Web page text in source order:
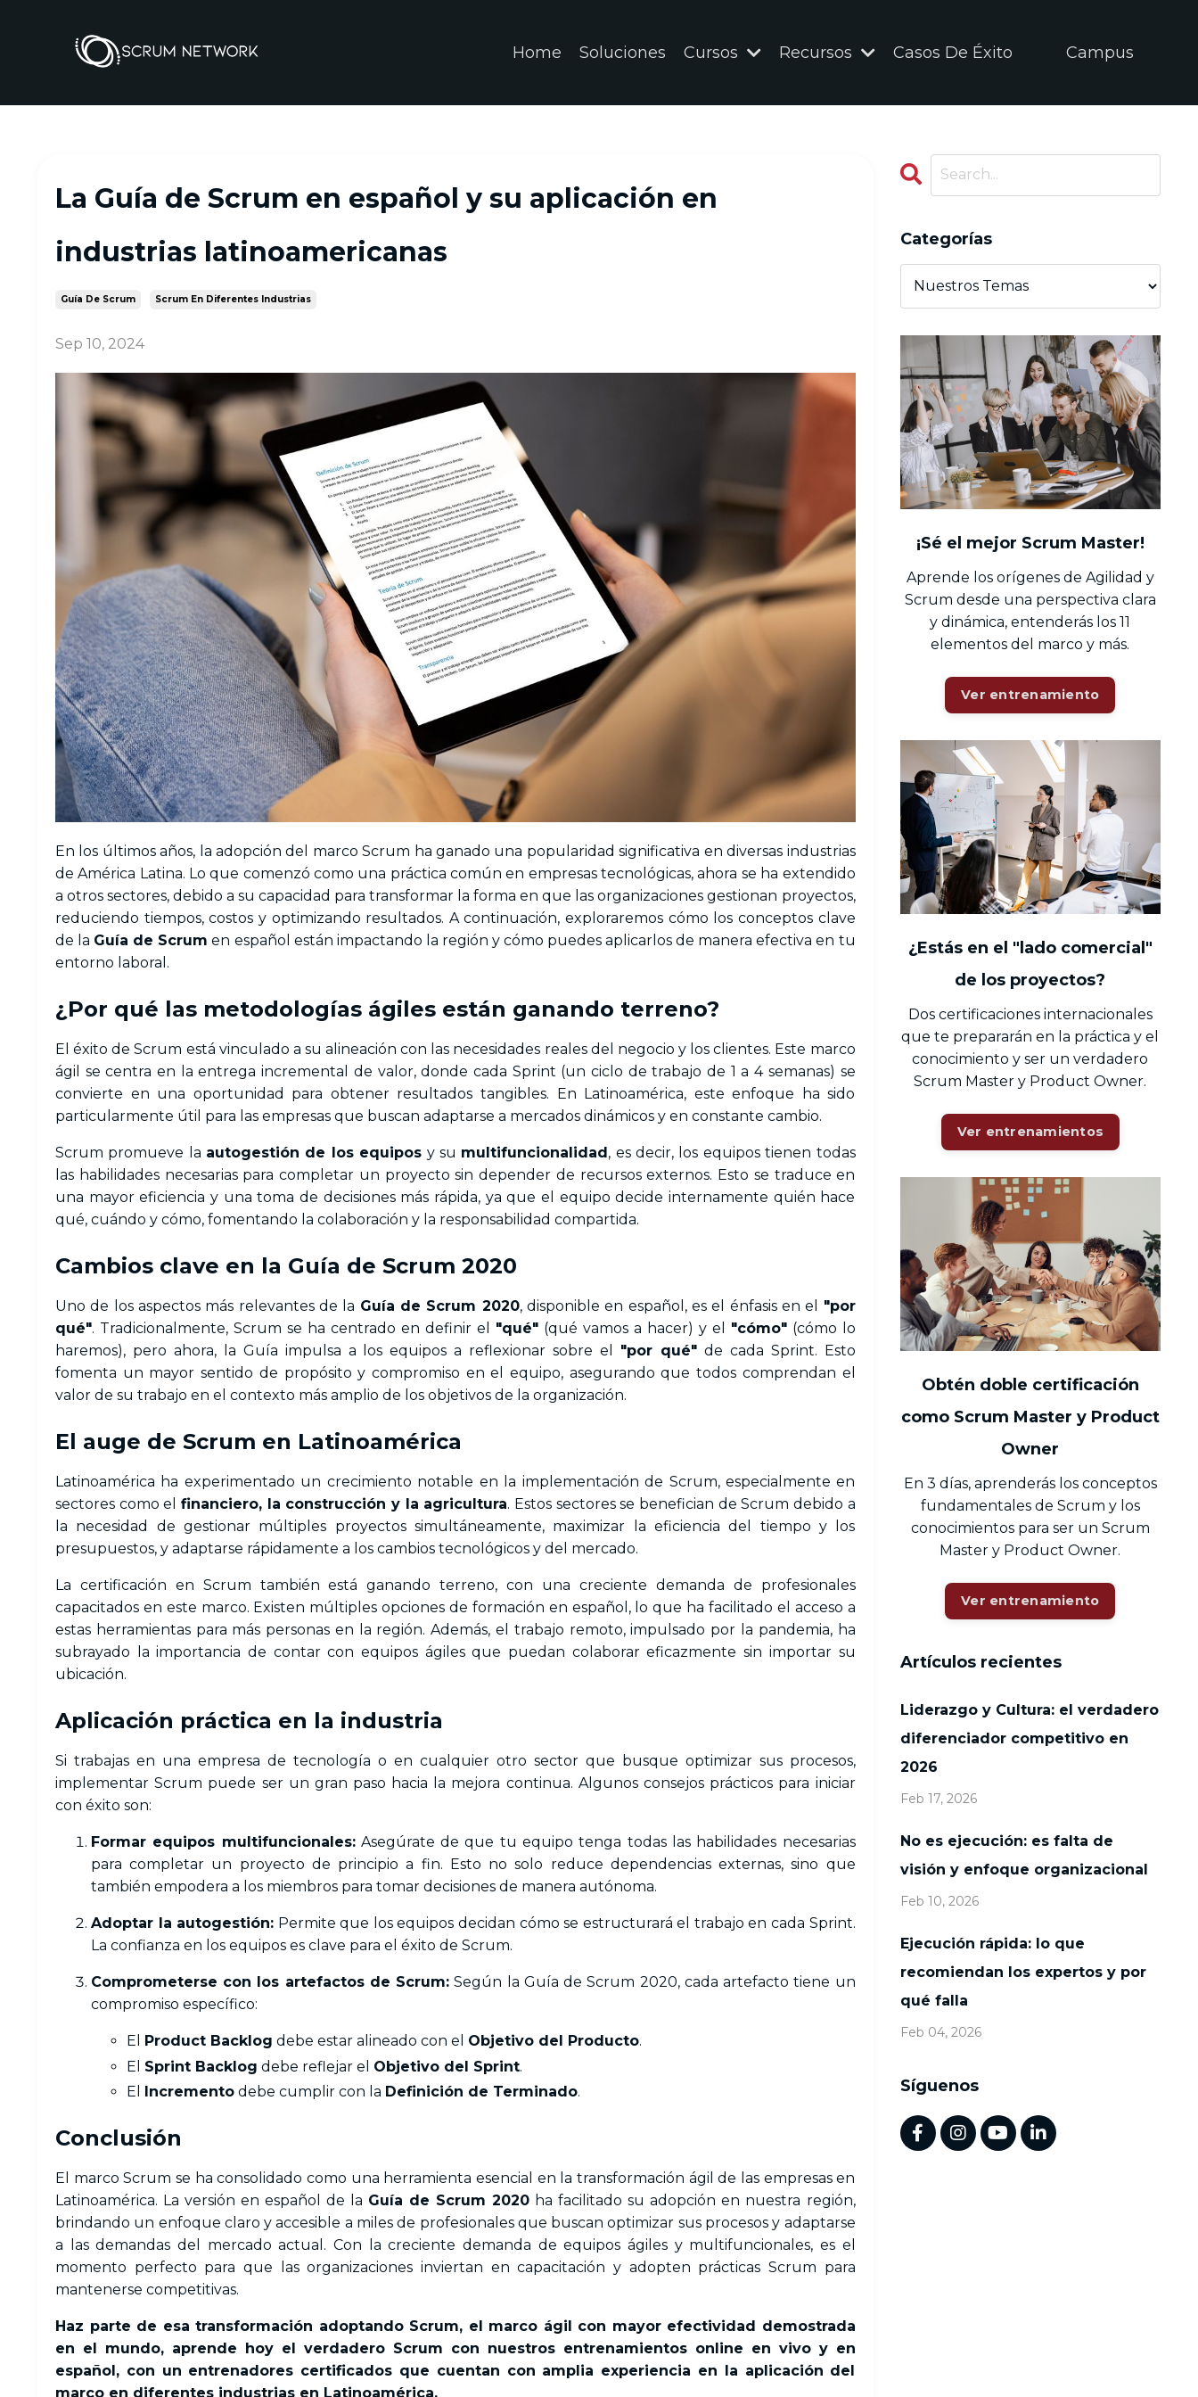
Home Soluciones Cursos Recursos Casos De Éxito Campus
La Guía de Scrum en español y su aplicación en
industrias latinoamericanas
Guía De Scrum Scrum En Diferentes Industrias
Sep 10, 2024
En los últimos años, la adopción del marco Scrum ha ganado una popularidad significativa en diversas industrias
de América Latina. Lo que comenzó como una práctica común en empresas tecnológicas, ahora se ha extendido
a otros sectores, debido a su capacidad para transformar la forma en que las organizaciones gestionan proyectos,
reduciendo tiempos, costos y optimizando resultados. A continuación, exploraremos cómo los conceptos clave
de la Guía de Scrum en español están impactando la región y cómo puedes aplicarlos de manera efectiva en tu
entorno laboral.
¿Por qué las metodologías ágiles están ganando terreno?
El éxito de Scrum está vinculado a su alineación con las necesidades reales del negocio y los clientes. Este marco
ágil se centra en la entrega incremental de valor, donde cada Sprint (un ciclo de trabajo de 1 a 4 semanas) se
convierte en una oportunidad para obtener resultados tangibles. En Latinoamérica, este enfoque ha sido
particularmente útil para las empresas que buscan adaptarse a mercados dinámicos y en constante cambio.
Scrum promueve la autogestión de los equipos y su multifuncionalidad , es decir, los equipos tienen todas
las habilidades necesarias para completar un proyecto sin depender de recursos externos. Esto se traduce en
una mayor eficiencia y una toma de decisiones más rápida, ya que el equipo decide internamente quién hace
qué, cuándo y cómo, fomentando la colaboración y la responsabilidad compartida.
Cambios clave en la Guía de Scrum 2020
Uno de los aspectos más relevantes de la Guía de Scrum 2020, disponible en español, es el énfasis en el "por
qué". Tradicionalmente, Scrum se ha centrado en definir el "qué"(qué vamos a hacer) y el "cómo"(cómo lo
haremos), pero ahora, la Guía impulsa a los equipos a reflexionar sobre el "por qué"de cada Sprint. Esto
fomenta un mayor sentido de propósito y compromiso en el equipo, asegurando que todos comprendan el
valor de su trabajo en el contexto más amplio de los objetivos de la organización.
El auge de Scrum en Latinoamérica
Latinoamérica ha experimentado un crecimiento notable en la implementación de Scrum, especialmente en
sectores como el financiero, la construcción y la agricultura. Estos sectores se benefician de Scrum debido a
la necesidad de gestionar múltiples proyectos simultáneamente, maximizar la eficiencia del tiempo y los
presupuestos, y adaptarse rápidamente a los cambios tecnológicos y del mercado.
La certificación en Scrum también está ganando terreno, con una creciente demanda de profesionales
capacitados en este marco. Existen múltiples opciones de formación en español, lo que ha facilitado el acceso a
estas herramientas para más personas en la región. Además, el trabajo remoto, impulsado por la pandemia, ha
subrayado la importancia de contar con equipos ágiles que puedan colaborar eficazmente sin importar su
ubicación.
Aplicación práctica en la industria
Si trabajas en una empresa de tecnología o en cualquier otro sector que busque optimizar sus procesos,
implementar Scrum puede ser un gran paso hacia la mejora continua. Algunos consejos prácticos para iniciar
con éxito son:
Formar equipos multifuncionales:Asegúrate de que tu equipo tenga todas las habilidades necesarias
para completar un proyecto de principio a fin. Esto no solo reduce dependencias externas, sino que
también empodera a los miembros para tomar decisiones de manera autónoma.
Adoptar la autogestión: Permite que los equipos decidan cómo se estructurará el trabajo en cada Sprint.
La confianza en los equipos es clave para el éxito de Scrum.
Comprometerse con los artefactos de Scrum: Según la Guía de Scrum 2020, cada artefacto tiene un
compromiso específico:
El Product Backlog debe estar alineado con el Objetivo del Producto.
El Sprint Backlog debe reflejar el Objetivo del Sprint.
El Incremento debe cumplir con la Definición de Terminado.
Conclusión
El marco Scrum se ha consolidado como una herramienta esencial en la transformación ágil de las empresas en
Latinoamérica. La versión en español de la Guía de Scrum 2020 ha facilitado su adopción en nuestra región,
brindando un enfoque claro y accesible a miles de profesionales que buscan optimizar sus procesos y adaptarse
a las demandas del mercado actual. Con la creciente demanda de equipos ágiles y multifuncionales, es el
momento perfecto para que las organizaciones inviertan en capacitación y adopten prácticas Scrum para
mantenerse competitivas.
Haz parte de esa transformación adoptando Scrum, el marco ágil con mayor efectividad demostrada
en el mundo, aprende hoy el verdadero Scrum con nuestros entrenamientos online en vivo y en
español, con un entrenadores certificados que cuentan con amplia experiencia en la aplicación del
marco en diferentes industrias en Latinoamérica.
Categorías
¡Sé el mejor Scrum Master!
Aprende los orígenes de Agilidad y
Scrum desde una perspectiva clara
y dinámica, entenderás los 11
elementos del marco y más.
Ver entrenamiento
¿Estás en el "lado comercial"
de los proyectos?
Dos certificaciones internacionales
que te prepararán en la práctica y el
conocimiento y ser un verdadero
Scrum Master y Product Owner.
Ver entrenamientos
Obtén doble certificación
como Scrum Master y Product
Owner
En 3 días, aprenderás los conceptos
fundamentales de Scrum y los
conocimientos para ser un Scrum
Master y Product Owner.
Ver entrenamiento
Artículos recientes
Liderazgo y Cultura: el verdadero
diferenciador competitivo en
2026
Feb 17, 2026
No es ejecución: es falta de
visión y enfoque organizacional
Feb 10, 2026
Ejecución rápida: lo que
recomiendan los expertos y por
qué falla
Feb 04, 2026
Síguenos